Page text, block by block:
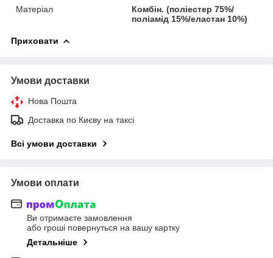
Матеріал
Комбін. (поліестер 75%/
поліамід 15%/еластан 10%)
Приховати
Умови доставки
Нова Пошта
Доставка по Києву на таксі
Всі умови доставки
Умови оплати
Ви отримаєте замовлення
або гроші повернуться на вашу картку
Детальніше